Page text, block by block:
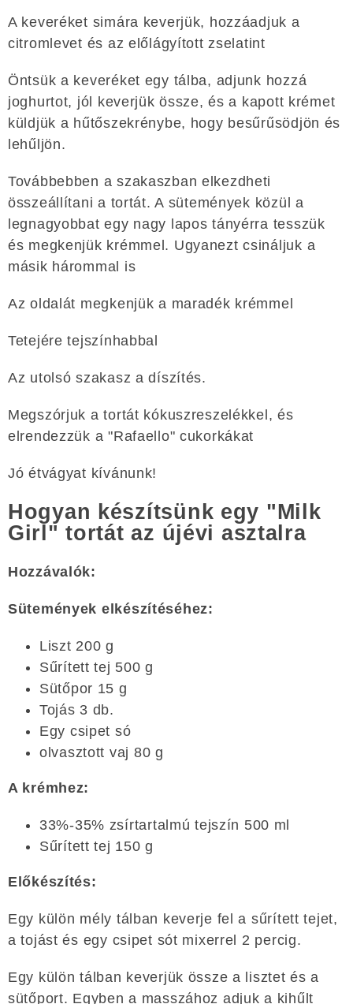
A keveréket simára keverjük, hozzáadjuk a
citromlevet és az előlágyított zselatint
Öntsük a keveréket egy tálba, adjunk hozzá
joghurtot, jól keverjük össze, és a kapott krémet
küldjük a hűtőszekrénybe, hogy besűrűsödjön és
lehűljön.
Továbbebben a szakaszban elkezdheti
összeállítani a tortát. A sütemények közül a
legnagyobbat egy nagy lapos tányérra tesszük
és megkenjük krémmel. Ugyanezt csináljuk a
másik hárommal is
Az oldalát megkenjük a maradék krémmel
Tetejére tejszínhabbal
Az utolsó szakasz a díszítés.
Megszórjuk a tortát kókuszreszelékkel, és
elrendezzük a "Rafaello" cukorkákat
Jó étvágyat kívánunk!
Hogyan készítsünk egy "Milk
Girl" tortát az újévi asztalra
Hozzávalók:
Sütemények elkészítéséhez:
Liszt 200 g
Sűrített tej 500 g
Sütőpor 15 g
Tojás 3 db.
Egy csipet só
olvasztott vaj 80 g
A krémhez:
33%-35% zsírtartalmú tejszín 500 ml
Sűrített tej 150 g
Előkészítés:
Egy külön mély tálban keverje fel a sűrített tejet,
a tojást és egy csipet sót mixerrel 2 percig.
Egy külön tálban keverjük össze a lisztet és a
sütőport. Egyben a masszához adjuk a kihűlt